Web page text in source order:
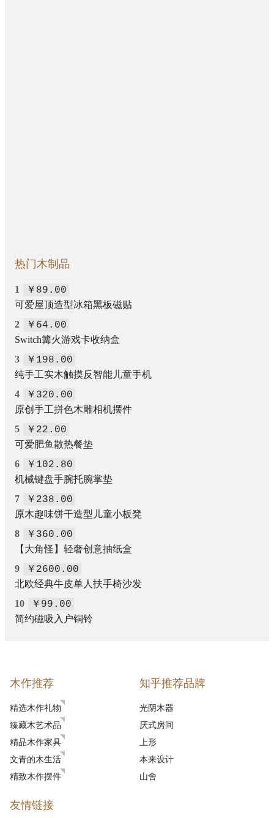
热门木制品
1 ￥89.00
可爱屋顶造型冰箱黑板磁贴
2
￥64.00
Switch篝火游戏卡收纳盒
3
￥198.00
纯手工实木触摸反智能儿童手机
4
￥320.00
原创手工拼色木雕相机摆件
5
￥22.00
可爱肥鱼散热餐垫
6
￥102.80
机械键盘手腕托腕掌垫
7
￥238.00
原木趣味饼干造型儿童小板凳
8
￥360.00
【大角怪】轻奢创意抽纸盒
9
￥2600.00
北欧经典牛皮单人扶手椅沙发
10
￥99.00
简约磁吸入户铜铃
木作推荐
精选木作礼物
臻藏木艺术品
精品木作家具
文青的木生活
精致木作摆件
知乎推荐品牌
光阴木器
厌式房间
上形
本来设计
山舍
友情链接